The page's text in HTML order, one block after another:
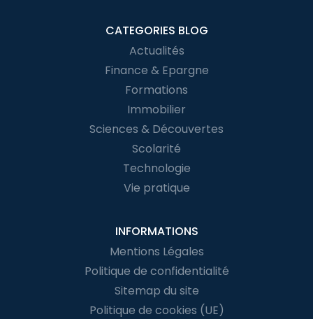
CATEGORIES BLOG
Actualités
Finance & Epargne
Formations
Immobilier
Sciences & Découvertes
Scolarité
Technologie
Vie pratique
INFORMATIONS
Mentions Légales
Politique de confidentialité
Sitemap du site
Politique de cookies (UE)